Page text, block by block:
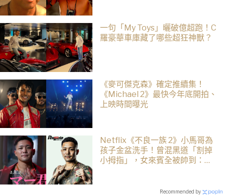
一句「My Toys」曬破億超跑！C
羅豪華車庫藏了哪些超狂神獸？
《麥可傑克森》確定推續集！
《Michael 2》最快今年底開拍、
上映時間曝光
Netflix《不良一族 2》小馬哥為
孩子金盆洗手！曾混黑道「割掉
小拇指」，女來賓全被帥到：超
Recommended by